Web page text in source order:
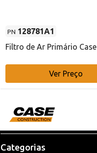
PN 128781A1
Filtro de Ar Primário Case
Ver Preço
Categorias